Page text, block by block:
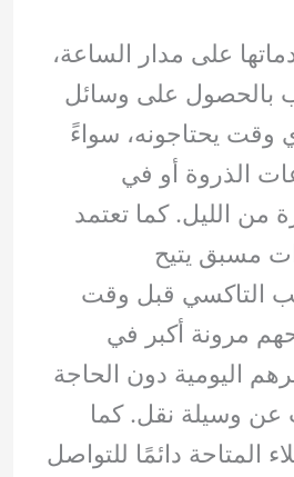
على مدار الساعة،
بالحصول على وسائل
وقت يحتاجونه، سواءً
الذروة أو في
من الليل. كما تعتمد
مسبق يتيح
التاكسي قبل وقت
مرونة أكبر في
اليومية دون الحاجة
عن وسيلة نقل. كما
المتاحة دائمًا للتواصل